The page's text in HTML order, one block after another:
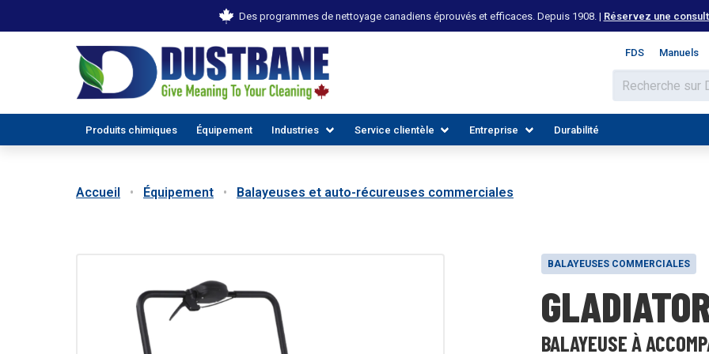
Des programmes de nettoyage canadiens éprouvés et efficaces. Depuis 1908. | Réservez une
FDS Manuels
Produits chimiques Équipement Industries Service clientèle
DÉCOUVREZ LES RESSOURCES
Entreprise
REJOIGNEZ NOTRE ÉQUIPE
Durabilité
Accueil Équipement Balayeuses et auto-récureuses commerciales
BALAYEUSES COMMERCIALES
BALAYEUSE À